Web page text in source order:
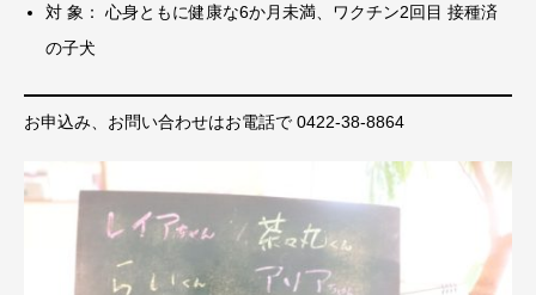
対 象： 心身ともに健康な6か月未満、ワクチン2回目 接種済
の子犬
お申込み、お問い合わせはお電話で 0422-38-8864